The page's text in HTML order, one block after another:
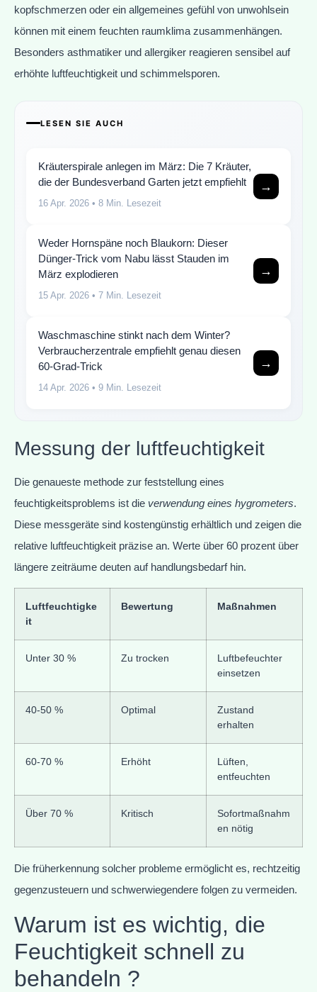
kopfschmerzen oder ein allgemeines gefühl von unwohlsein
können mit einem feuchten raumklima zusammenhängen.
Besonders asthmatiker und allergiker reagieren sensibel auf
erhöhte luftfeuchtigkeit und schimmelsporen.
LESEN SIE AUCH
Kräuterspirale anlegen im März: Die 7 Kräuter,
die der Bundesverband Garten jetzt empfiehlt
16 Apr. 2026 • 8 Min. Lesezeit
→
Weder Hornspäne noch Blaukorn: Dieser
Dünger-Trick vom Nabu lässt Stauden im
März explodieren
15 Apr. 2026 • 7 Min. Lesezeit
→
Waschmaschine stinkt nach dem Winter?
Verbraucherzentrale empfiehlt genau diesen
60-Grad-Trick
14 Apr. 2026 • 9 Min. Lesezeit
→
Messung der luftfeuchtigkeit
Die genaueste methode zur feststellung eines
feuchtigkeitsproblems ist die verwendung eines hygrometers.
Diese messgeräte sind kostengünstig erhältlich und zeigen die
relative luftfeuchtigkeit präzise an. Werte über 60 prozent über
längere zeiträume deuten auf handlungsbedarf hin.
Luftfeuchtigke
it
Bewertung Maßnahmen
Unter 30 % Zu trocken
Luftbefeuchter
einsetzen
40-50 % Optimal
Zustand
erhalten
60-70 % Erhöht
Lüften,
entfeuchten
Über 70 % Kritisch
Sofortmaßnahm
en nötig
Die früherkennung solcher probleme ermöglicht es, rechtzeitig
gegenzusteuern und schwerwiegendere folgen zu vermeiden.
Warum ist es wichtig, die
Feuchtigkeit schnell zu
behandeln ?